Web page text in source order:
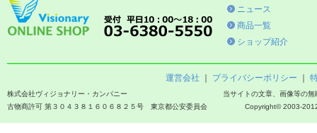
ニュース
商品一覧
ショップ紹介
運営会社 プライバシーポリシー
当サイトの文章、画像等の
Copyright© 2003-
株式会社ヴィジョナリー・カンパニー
古物商許可 第３０４３８１６０６８２５号 東京都公安委員会